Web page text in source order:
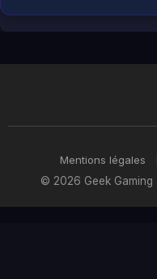
Mentions légales
© 2026 Geek Gaming